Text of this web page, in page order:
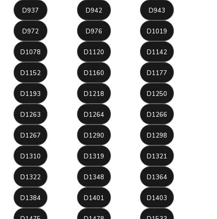
D937 D942 D943
D972 D976 D1019
D1078 D1120 D1142
D1152 D1160 D1177
D1193 D1218 D1250
D1263 D1264 D1266
D1267 D1290 D1298
D1310 D1319 D1321
D1322 D1348 D1364
D1384 D1401 D1403